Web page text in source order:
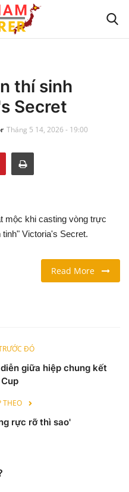
thí sinh
Secret
Tháng 5 14, 2026 - 19:00
mộc khi casting vòng trực
Victoria's Secret.
Read More
ĐÓ
giữa hiệp chung kết
THEO
rực rỡ thì sao'